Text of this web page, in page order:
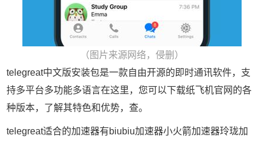
（图片来源网络，侵删）
telegreat中文版安装包是一款自由开源的即时通讯软件，支
持多平台多功能多语言在这里，您可以下载纸飞机官网的各
种版本，了解其特色和优势，查。
telegreat适合的加速器有biubiu加速器小火箭加速器玲珑加